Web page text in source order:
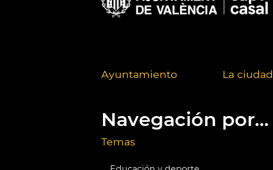
Ayuntamiento La ciudad
Navegación por...
Temas